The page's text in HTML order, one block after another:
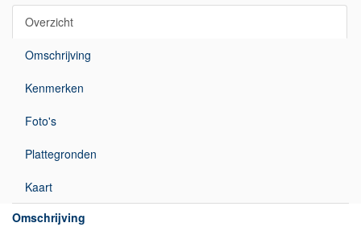
Overzicht
Omschrijving
Kenmerken
Foto's
Plattegronden
Kaart
Omschrijving